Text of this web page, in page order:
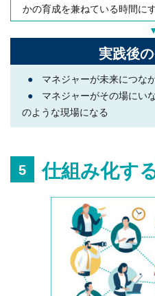
かの育成を兼ねている時間に
実践後
●
マネジャーが未来につな
●
マネジャーがその場にい
のような現場になる
5 仕組み化す